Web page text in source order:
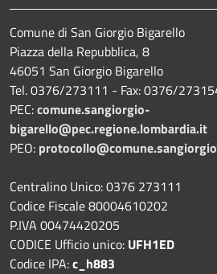
Comune di San Giorgio Bigarello
Piazza della Repubblica, 8
46051 San Giorgio Bigarello
Tel. 0376/273111 - Fax: 0376/
PEC:comune.sangiorgio-
bigarello@pec.regione.lombardia.it
PEO:
Centralino Unico: 0376 273111
Codice Fiscale 80004610202
P.IVA 00474420205
CODICE Ufficio unico: UFH1ED
Codice IPA:c_h883